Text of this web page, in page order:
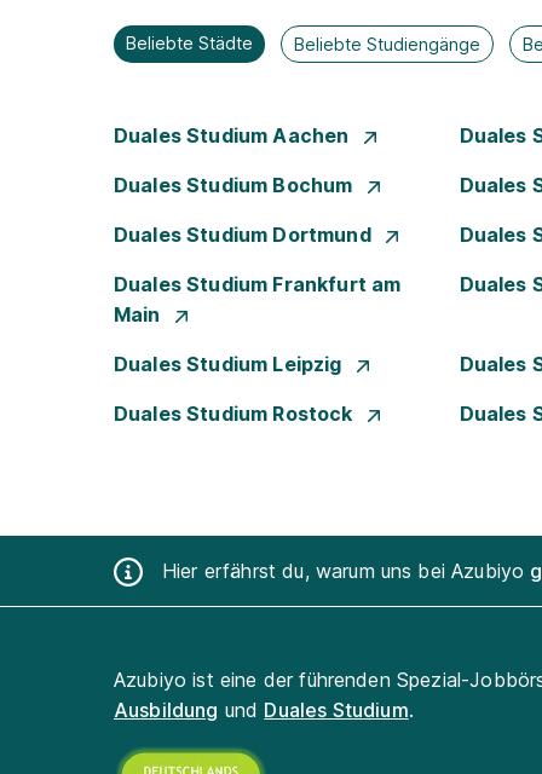
Beliebte Städte Beliebte Studiengänge
Duales Studium Aachen Duales
Duales Studium Bochum Duales
Duales Studium Dortmund Duales
Duales Studium Frankfurt am
Main
Duales
Duales Studium Leipzig Duales
Duales Studium Rostock Duales
Hier erfährst du, warum uns bei Azubiyo
Azubiyo ist eine der führenden Spezial-
Ausbildung und Duales Studium.